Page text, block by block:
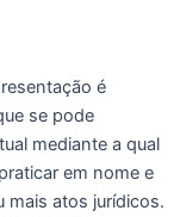
é
se pode
mediante a qual
em nome e
mais atos jurídicos.